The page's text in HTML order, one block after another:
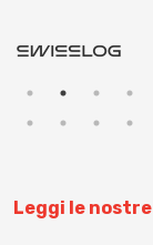
Leggi le